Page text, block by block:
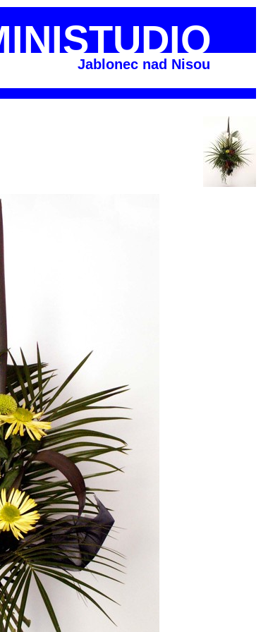
Jablonec nad Nisou